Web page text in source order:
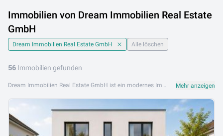
Immobilien von Dream Immobilien Real Estate
GmbH
Dream Immobilien Real Estate GmbH Alle löschen
56 Immobilien gefunden
Dream Immobilien Real Estate GmbH ist ein modernes Immobilienbüro, das seinen Kunden hilft, ihre Traumimmobilie zu finden oder ihr Eigentum erfolgreich zu vermarkten. Mit einem professionellen Team und einem frischen, kundenorientierten Ansatz bietet Dream Immobilien Real Estate GmbH umfassende Dienstleistungen beim Kauf, Verkauf und der Vermietung von Wohn- und Gewerbeimmobilien. Kompetenz, Leidenschaft und persönlicher Einsatz zeichnen das Unternehmen aus. Das Angebot von Dream Immobilien Real Estate GmbH umfasst Eigentumswohnungen, Mietwohnungen, Einfamilienhäuser sowie Grundstücke und Gewerbeobjekte. Jeder Kunde wird individuell und professionell betreut. Dream Immobilien Real Estate GmbH ist an folgenden Standorten aktiv: 2490 Ebenfurth. Entdecken Sie jetzt das aktuelle Immobilienangebot von Dream Immobilien Real Estate GmbH auf Lib.at und machen Sie Ihren Immobilientraum wahr. Kontaktieren Sie das Team für eine unverbindliche Beratung. Mehr anzeigen